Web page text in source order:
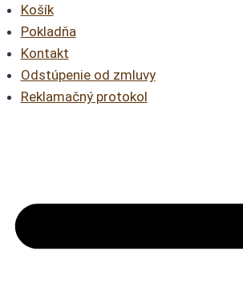
Košík
Pokladňa
Kontakt
Odstúpenie od zmluvy
Reklamačný protokol